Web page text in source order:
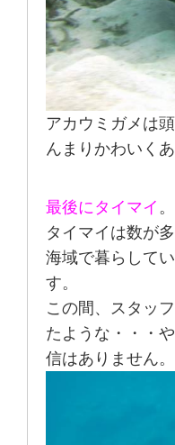
アカウミガメは
んまりかわいく
最後にタイマイ 。
タイマイは数が
海域で暮らして
す。
この間、スタッ
たような・・・
信はありません。